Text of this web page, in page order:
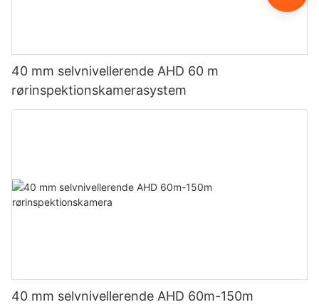
40 mm selvnivellerende AHD 60 m
rørinspektionskamerasystem
40 mm selvnivellerende AHD 60m-150m